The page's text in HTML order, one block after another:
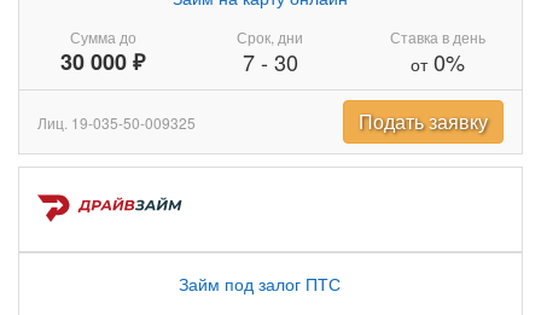
Сумма до
30 000 ₽
Срок, дни
7- 30
Ставка в день
от0%
Лиц. 19-035-50-009325 Подать заявку
Займ под залог ПТС